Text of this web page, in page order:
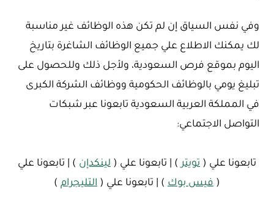
وفي نفس السياق إن لم تكن هذه الوظائف غير مناسبة
لك يمكنك الاطلاع علي جميع الوظائف الشاغرة بتاريخ
اليوم بموقع فرص السعودية، ولأجل ذلك وللحصول على
تبليغ يومي بالوظائف الحكومية ووظائف الشركة الكبرى
في المملكة العربية السعودية تابعونا عبر شبكات
التواصل الاجتماعي:
تابعونا علي ( تويتر ) | تابعونا علي ( لينكدإن ) | تابعونا علي
( فيس بوك ) | تابعونا علي ( التليجرام )